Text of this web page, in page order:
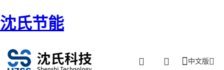
沈氏节能
中文版